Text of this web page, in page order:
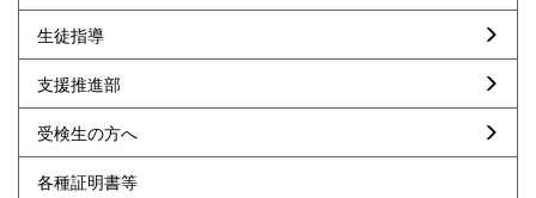
生徒指導
支援推進部
受検生の方へ
各種証明書等